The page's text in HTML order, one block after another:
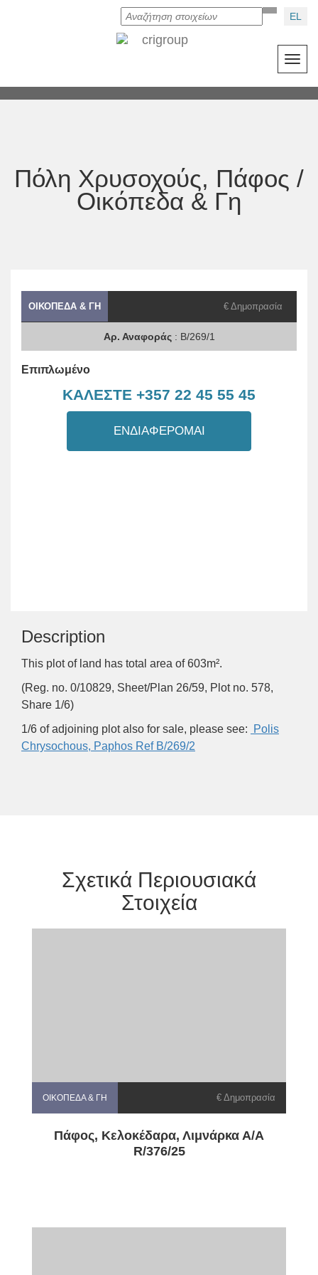
EL
Πόλη Χρυσοχούς, Πάφος /
Οικόπεδα & Γη
ΟΙΚΌΠΕΔΑ & ΓΗ € Δημοπρασία
Αρ. Αναφοράς: B/269/1
Επιπλωμένο
ΚΑΛΕΣΤΕ +357 22 45 55 45
ΕΝΔΙΑΦΕΡΟΜΑΙ
Description
This plot of land has total area of 603m².
(Reg. no. 0/10829, Sheet/Plan 26/59, Plot no. 578,
Share 1/6)
1/6 of adjoining plot also for sale, please see:
Polis
Chrysochous, Paphos Ref B/269/2
Σχετικά Περιουσιακά
Στοιχεία
ΟΙΚΌΠΕΔΑ & ΓΗ € Δημοπρασία
Πάφος, Κελοκέδαρα, Λιμνάρκα Α/Α
R/376/25